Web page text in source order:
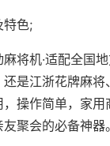
特色;
麻将机·适配全
是江浙花牌麻
操作简单，家
聚会的必备神器。